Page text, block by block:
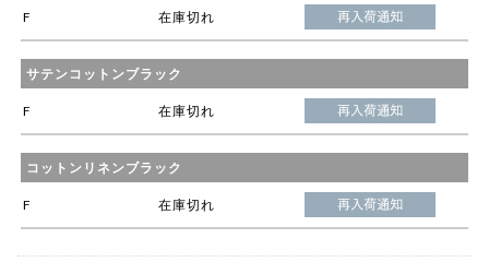
F 在庫切れ
サテンコットンブラック
F 在庫切れ
コットンリネンブラック
F 在庫切れ